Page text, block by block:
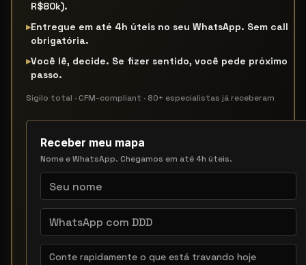
R$80k).
▸Entregue em até 4h úteis no seu WhatsApp. Sem call
obrigatória.
▸Você lê, decide. Se fizer sentido, você pede próximo
passo.
Sigilo total · CFM-compliant · 80+ especialistas já receberam
Receber meu mapa
Nome e WhatsApp. Chegamos em até 4h úteis.